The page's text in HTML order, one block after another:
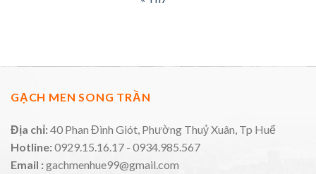
GẠCH MEN SONG TRẦN
Địa chỉ:40 Phan Đình Giót, Phường Thuỷ Xuân, Tp Huế
Hotline:0929.15.16.17 - 0934.985.567
Email :gachmenhue99@gmail.com